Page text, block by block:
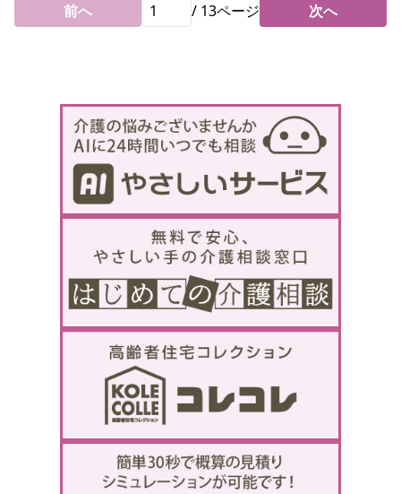
前へ / 13ページ 次へ